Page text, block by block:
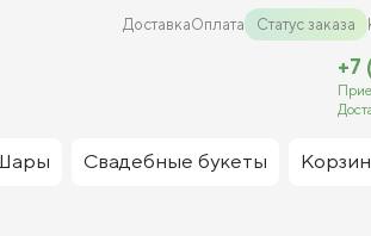
ДоставкаОплата Статус заказа
+7
Свадебные букеты